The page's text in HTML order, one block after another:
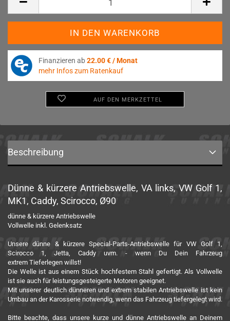
Finanzieren ab22.00 € / Monat
mehr Infos zum Ratenkauf
AUF DEN MERKZETTEL
Beschreibung
Dünne & kürzere Antriebswelle, VA links, VW Golf 1,
MK1, Caddy, Scirocco, Ø90
dünne & kürzere Antriebswelle
Vollwelle inkl. Gelenksatz
Unsere dünne & kürzere Special-Parts-Antriebswelle für VW Golf 1,
Scirocco 1, Jetta, Caddy uvm. - wenn Du Dein Fahrzeug
extrem Tieferlegen willst!
Die Welle ist aus einem Stück hochfestem Stahl gefertigt. Als Vollwelle
ist sie auch für leistungsgesteigerte Motoren geeignet.
Mit unserer deutlich dünneren und extrem stabilen Antriebswelle ist kein
Umbau an der Karosserie notwendig, wenn das Fahrzeug tiefergelegt wird.
Bitte beachte, dass unsere kurze und dünne Antriebswelle an Deinem